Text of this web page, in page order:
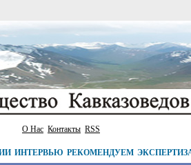
О Нас Контакты RSS
ИНТЕРВЬЮ РЕКОМЕНДУЕМ